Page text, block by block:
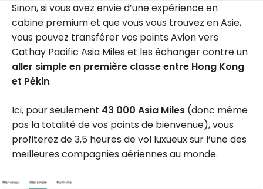
Sinon, si vous avez envie d’une expérience en
cabine premium et que vous vous trouvez en Asie,
vous pouvez transférer vos points Avion vers
Cathay Pacific Asia Miles et les échanger contre un
aller simple en première classe entre Hong Kong
et Pékin.
Ici, pour seulement 43 000 Asia Miles (donc même
pas la totalité de vos points de bienvenue), vous
profiterez de 3,5 heures de vol luxueux sur l’une des
meilleures compagnies aériennes au monde.